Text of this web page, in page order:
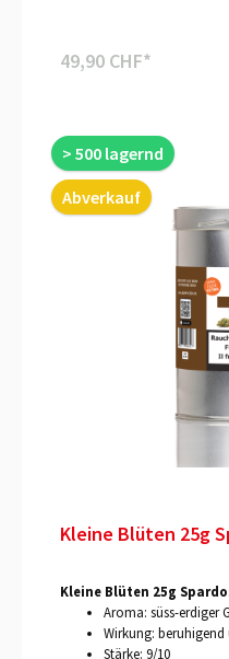
49,90 CHF*
> 500 lagernd
Abverkauf
Kleine Blüten 25g
Kleine Blüten 25g
Aroma: süss-erdiger
Wirkung:
Stärke: 9/10